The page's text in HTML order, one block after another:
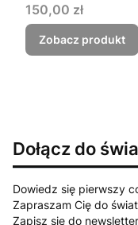
Cena
150,00 zł
Zobacz produkt
Dołącz do
Dowiedz się pierwszy
Zapraszam Cię do
Zapisz się do